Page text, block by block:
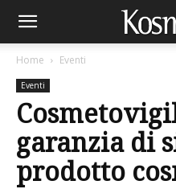
Home Eventi
Eventi
garanzia di
prodotto